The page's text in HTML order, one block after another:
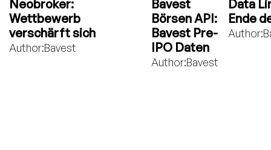
Neobroker:
Wettbewerb
verschärft sich
Author:Bavest
Bavest
Börsen API:
Bavest Pre-
IPO Daten
Author:Bavest
Data
Ende
Author: